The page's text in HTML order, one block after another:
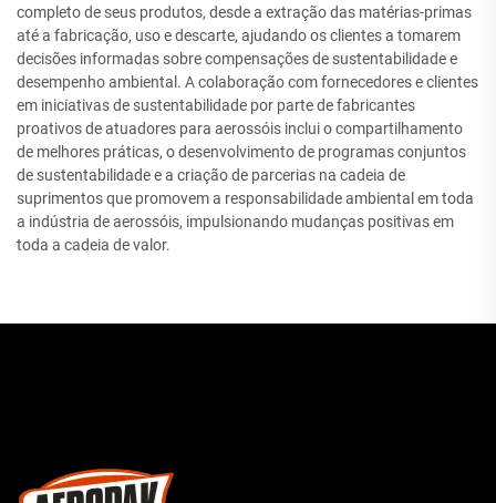
completo de seus produtos, desde a extração das matérias-primas
até a fabricação, uso e descarte, ajudando os clientes a tomarem
decisões informadas sobre compensações de sustentabilidade e
desempenho ambiental. A colaboração com fornecedores e clientes
em iniciativas de sustentabilidade por parte de fabricantes
proativos de atuadores para aerossóis inclui o compartilhamento
de melhores práticas, o desenvolvimento de programas conjuntos
de sustentabilidade e a criação de parcerias na cadeia de
suprimentos que promovem a responsabilidade ambiental em toda
a indústria de aerossóis, impulsionando mudanças positivas em
toda a cadeia de valor.